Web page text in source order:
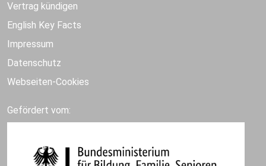
Vertrag kündigen
English Key Facts
Impressum
Datenschutz
Webseiten-Cookies
Gefördert vom: